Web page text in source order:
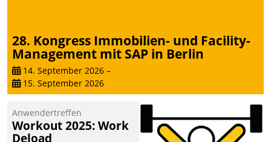
28. Kongress Immobilien- und Facility-
Management mit SAP in Berlin
14. September 2026 –
15. September 2026
Anwendertreffen
Workout 2025: Work
Deload